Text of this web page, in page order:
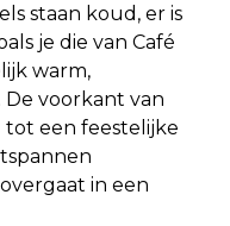
staan koud, er is
je die van Café
warm,
voorkant van
een feestelijke
in een